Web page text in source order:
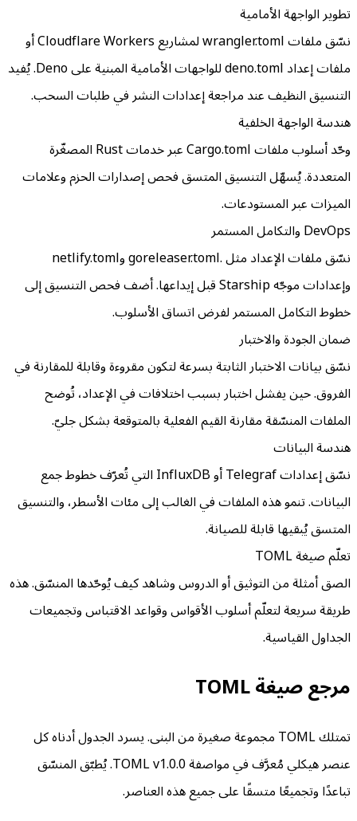
تطوير الواجهة الأمامية
نسّق ملفات wrangler.toml لمشاريع Cloudflare Workers أو
ملفات إعداد deno.toml للواجهات الأمامية المبنية على Deno. يُفيد
التنسيق النظيف عند مراجعة إعدادات النشر في طلبات السحب.
هندسة الواجهة الخلفية
وحّد أسلوب ملفات Cargo.toml عبر خدمات Rust المصغّرة
المتعددة. يُسهّل التنسيق المتسق فحص إصدارات الحزم وعلامات
الميزات عبر المستودعات.
DevOps والتكامل المستمر
نسّق ملفات الإعداد مثل .goreleaser.toml وnetlify.toml
وإعدادات موجّه Starship قبل إيداعها. أضف فحص التنسيق إلى
خطوط التكامل المستمر لفرض اتساق الأسلوب.
ضمان الجودة والاختبار
نسّق بيانات الاختبار الثابتة بسرعة لتكون مقروءة وقابلة للمقارنة في
الفروق. حين يفشل اختبار بسبب اختلافات في الإعداد، تُوضح
الملفات المنسّقة مقارنة القيم الفعلية بالمتوقعة بشكل جليّ.
هندسة البيانات
نسّق إعدادات Telegraf أو InfluxDB التي تُعرّف خطوط جمع
البيانات. تنمو هذه الملفات في الغالب إلى مئات الأسطر، والتنسيق
المتسق يُبقيها قابلة للصيانة.
تعلّم صيغة TOML
الصق أمثلة من التوثيق أو الدروس وشاهد كيف يُوحّدها المنسّق. هذه
طريقة سريعة لتعلّم أسلوب الأقواس وقواعد الاقتباس وتجميعات
الجداول القياسية.
مرجع صيغة TOML
تمتلك TOML مجموعة صغيرة من البنى. يسرد الجدول أدناه كل
عنصر هيكلي مُعرَّف في مواصفة TOML v1.0.0. يُطبّق المنسّق
تباعدًا وتجميعًا متسقًا على جميع هذه العناصر.